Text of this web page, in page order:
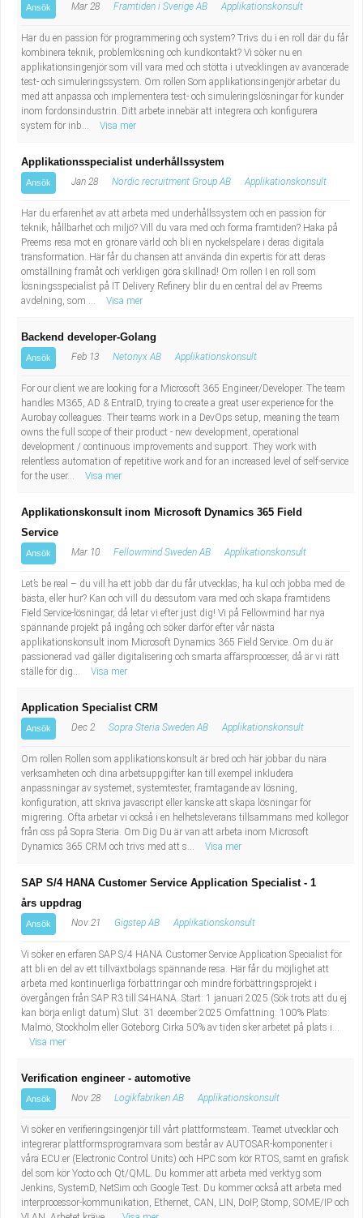
Ansök Mar 28 Framtiden i Sverige AB Applikationskonsult
Har du en passion för programmering och system? Trivs du i en roll där du får
kombinera teknik, problemlösning och kundkontakt? Vi söker nu en
applikationsingenjör som vill vara med och stötta i utvecklingen av avancerade
test- och simuleringssystem. Om rollen Som applikationsingenjör arbetar du
med att anpassa och implementera test- och simuleringslösningar för kunder
inom fordonsindustrin. Ditt arbete innebär att integrera och konfigurera
system för inb...
Visa mer
Applikationsspecialist underhållssystem
Ansök Jan 28 Nordic recruitment Group AB Applikationskonsult
Har du erfarenhet av att arbeta med underhållssystem och en passion för
teknik, hållbarhet och miljö? Vill du vara med och forma framtiden? Haka på
Preems resa mot en grönare värld och bli en nyckelspelare i deras digitala
transformation. Här får du chansen att använda din expertis för att deras
omställning framåt och verkligen göra skillnad! Om rollen I en roll som
lösningsspecialist på IT Delivery Refinery blir du en central del av Preems
avdelning, som ...
Visa mer
Backend developer-Golang
Ansök Feb 13 Netonyx AB Applikationskonsult
For our client we are looking for a Microsoft 365 Engineer/Developer. The team
handles M365, AD & EntraID, trying to create a great user experience for the
Aurobay colleagues. Their teams work in a DevOps setup, meaning the team
owns the full scope of their product - new development, operational
development / continuous improvements and support. They work with
relentless automation of repetitive work and for an increased level of self-service
for the user...
Visa mer
Applikationskonsult inom Microsoft Dynamics 365 Field
Service
Ansök Mar 10 Fellowmind Sweden AB Applikationskonsult
Let’s be real – du vill ha ett jobb där du får utvecklas, ha kul och jobba med de
bästa, eller hur? Kan och vill du dessutom vara med och skapa framtidens
Field Service-lösningar, då letar vi efter just dig! Vi på Fellowmind har nya
spännande projekt på ingång och söker därför efter vår nästa
applikationskonsult inom Microsoft Dynamics 365 Field Service. Om du är
passionerad vad gäller digitalisering och smarta affärsprocesser, då är vi rätt
ställe för dig...
Visa mer
Application Specialist CRM
Ansök Dec 2 Sopra Steria Sweden AB Applikationskonsult
Om rollen Rollen som applikationskonsult är bred och här jobbar du nära
verksamheten och dina arbetsuppgifter kan till exempel inkludera
anpassningar av systemet, systemtester, framtagande av lösning,
konfiguration, att skriva javascript eller kanske att skapa lösningar för
migrering. Ofta arbetar vi också i en helhetsleverans tillsammans med kollegor
från oss på Sopra Steria. Om Dig Du är van att arbeta inom Microsoft
Dynamics 365 CRM och trivs med att s...
Visa mer
SAP S/4 HANA Customer Service Application Specialist - 1
års uppdrag
Ansök Nov 21 Gigstep AB Applikationskonsult
Vi söker en erfaren SAP S/4 HANA Customer Service Application Specialist för
att bli en del av ett tillväxtbolags spännande resa. Här får du möjlighet att
arbeta med kontinuerliga förbättringar och mindre förbättringsprojekt i
övergången från SAP R3 till S4HANA. Start: 1 januari 2025 (Sök trots att du ej
kan börja enligt datum) Slut: 31 december 2025 Omfattning: 100% Plats:
Malmö, Stockholm eller Göteborg Cirka 50% av tiden sker arbetet på plats i...
Visa mer
Verification engineer - automotive
Ansök Nov 28 Logikfabriken AB Applikationskonsult
Vi söker en verifieringsingenjör till vårt plattformsteam. Teamet utvecklar och
integrerar plattformsprogramvara som består av AUTOSAR-komponenter i
våra ECU:er (Electronic Control Units) och HPC som kör RTOS, samt en grafisk
del som kör Yocto och Qt/QML. Du kommer att arbeta med verktyg som
Jenkins, SystemD, NetSim och Google Test. Du kommer också att arbeta med
interprocessor-kommunikation, Ethernet, CAN, LIN, DoIP, Stomp, SOME/IP och